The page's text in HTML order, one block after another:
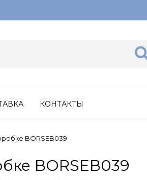
КОНТАКТЫ
BORSEB039
BORSEB039